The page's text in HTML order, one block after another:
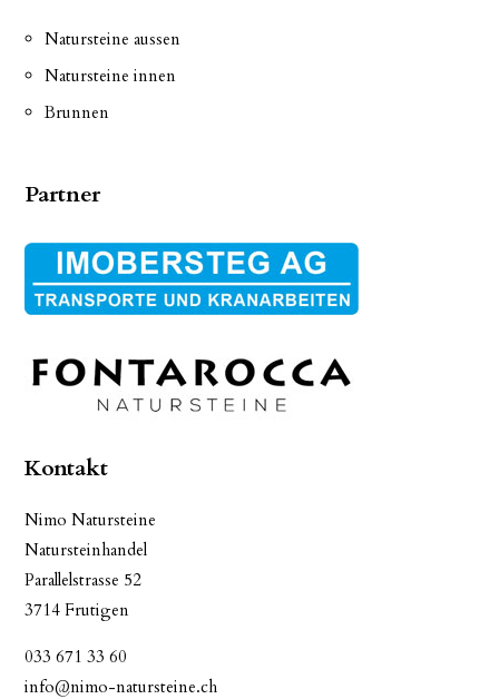
Natursteine aussen
Natursteine innen
Brunnen
Partner
Kontakt
Nimo Natursteine
Natursteinhandel
Parallelstrasse 52
3714 Frutigen
033 671 33 60
info@nimo-natursteine.ch